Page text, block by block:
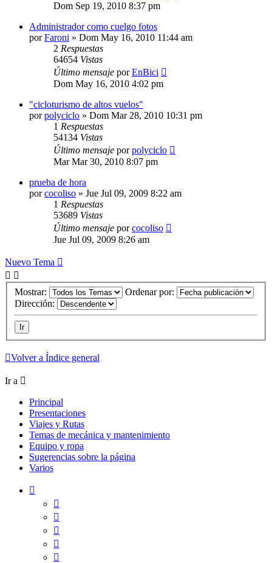
Dom Sep 19, 2010 8:37 pm
Administrador como cuelgo fotos
porFaroni » Dom May 16, 2010 11:44 am
2 Respuestas
64654 Vistas
Último mensaje porEnBici
Dom May 16, 2010 4:02 pm
"cicloturismo de altos vuelos"
porpolyciclo » Dom Mar 28, 2010 10:31 pm
1 Respuestas
54134 Vistas
Último mensaje porpolyciclo
Mar Mar 30, 2010 8:07 pm
prueba de hora
porcocoliso » Jue Jul 09, 2009 8:22 am
1 Respuestas
53689 Vistas
Último mensaje porcocoliso
Jue Jul 09, 2009 8:26 am
Nuevo Tema
Mostrar:
Ordenar por:
Dirección:
Volver a Índice general
Ir a
Principal
Presentaciones
Viajes y Rutas
Temas de mecánica y mantenimiento
Equipo y ropa
Sugerencias sobre la página
Varios